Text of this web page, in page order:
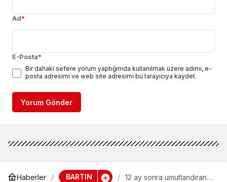
Ad*
E-Posta*
Bir dahaki sefere yorum yaptığımda kullanılmak üzere adımı, e-
posta adresimi ve web site adresimi bu tarayıcıya kaydet.
Yorum Gönder
Haberler BARTIN
12 ay sonra umutlandıran